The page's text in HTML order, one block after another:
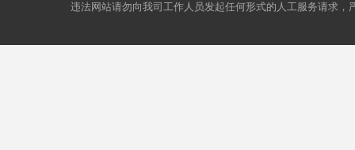
违法网站请勿向我司工作人员发起任何形式的人工服务请求，